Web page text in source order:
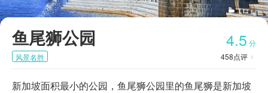
鱼尾狮公园 4.5 分
458点评 
风景名胜
新加坡面积最小的公园，鱼尾狮公园里的鱼尾狮是新加坡